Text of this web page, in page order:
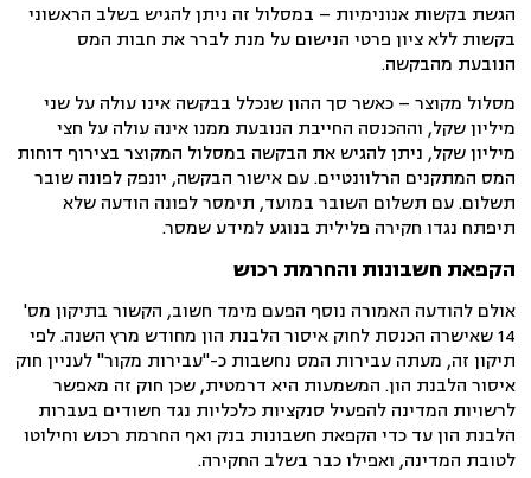
הגשת בקשות אנונימיות – במסלול זה ניתן להגיש בשלב הראשוני
בקשות ללא ציון פרטי הנישום על מנת לברר את חבות המס
הנובעת מהבקשה.
מסלול מקוצר – כאשר סך ההון שנכלל בבקשה אינו עולה על שני
מיליון שקל, וההכנסה החייבת הנובעת ממנו אינה עולה על חצי
מיליון שקל, ניתן להגיש את הבקשה במסלול המקוצר בצירוף דוחות
המס המתקנים הרלוונטיים. עם אישור הבקשה, יונפק לפונה שובר
תשלום. עם תשלום השובר במועד, תימסר לפונה הודעה שלא
תיפתח נגדו חקירה פלילית בנוגע למידע שמסר.
הקפאת חשבונות והחרמת רכוש
אולם להודעה האמורה נוסף הפעם מימד חשוב, הקשור בתיקון מס'
14 שאישרה הכנסת לחוק איסור הלבנת הון מחודש מרץ השנה. לפי
תיקון זה, מעתה עבירות המס נחשבות כ-"עבירות מקור" לעניין חוק
איסור הלבנת הון. המשמעות היא דרמטית, שכן חוק זה מאפשר
לרשויות המדינה להפעיל סנקציות כלכליות נגד חשודים בעברות
הלבנת הון עד כדי הקפאת חשבונות בנק ואף החרמת רכוש וחילוטו
לטובת המדינה, ואפילו כבר בשלב החקירה.